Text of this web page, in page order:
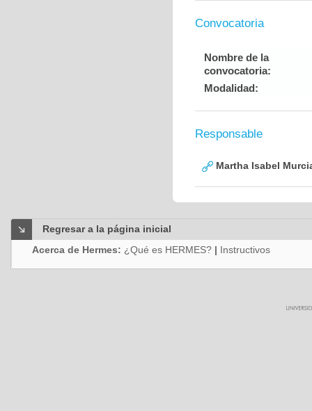
Convocatoria
Nombre de la
convocatoria:
Modalidad:
Responsable
Martha Isabel
Regresar a la página inicial
Acerca de Hermes: ¿Qué es HERMES? | Instructivos